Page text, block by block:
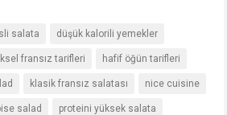
salata düşük kalorili yemekler
fransız tarifleri hafif öğün tarifleri
klasik fransız salatası nice cuisine
salad proteini yüksek salata